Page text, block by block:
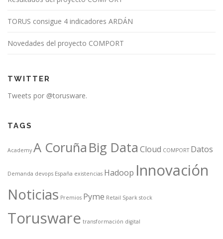
TORUS consigue 4 indicadores ARDÁN
Novedades del proyecto COMPORT
TWITTER
Tweets por @torusware.
TAGS
Academy A Coruña Big Data Cloud COMPORT Datos
Demanda devops España existencias Hadoop Innovación
Noticias Premios Pyme Retail Spark stock
Torusware transformación digital